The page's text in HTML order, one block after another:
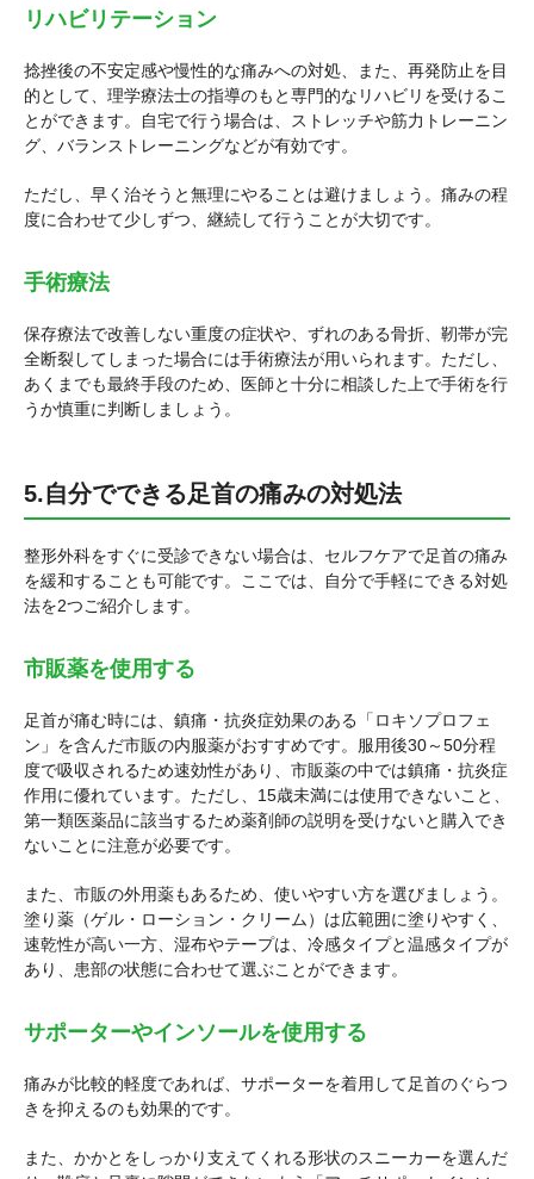
リハビリテーション
捻挫後の不安定感や慢性的な痛みへの対処、また、再発防止を目
的として、理学療法士の指導のもと専門的なリハビリを受けるこ
とができます。自宅で行う場合は、ストレッチや筋力トレーニン
グ、バランストレーニングなどが有効です。
ただし、早く治そうと無理にやることは避けましょう。痛みの程
度に合わせて少しずつ、継続して行うことが大切です。
手術療法
保存療法で改善しない重度の症状や、ずれのある骨折、靭帯が完
全断裂してしまった場合には手術療法が用いられます。ただし、
あくまでも最終手段のため、医師と十分に相談した上で手術を行
うか慎重に判断しましょう。
5.自分でできる足首の痛みの対処法
整形外科をすぐに受診できない場合は、セルフケアで足首の痛み
を緩和することも可能です。ここでは、自分で手軽にできる対処
法を2つご紹介します。
市販薬を使用する
足首が痛む時には、鎮痛・抗炎症効果のある「ロキソプロフェ
ン」を含んだ市販の内服薬がおすすめです。服用後30～50分程
度で吸収されるため速効性があり、市販薬の中では鎮痛・抗炎症
作用に優れています。ただし、15歳未満には使用できないこと、
第一類医薬品に該当するため薬剤師の説明を受けないと購入でき
ないことに注意が必要です。
また、市販の外用薬もあるため、使いやすい方を選びましょう。
塗り薬（ゲル・ローション・クリーム）は広範囲に塗りやすく、
速乾性が高い一方、湿布やテープは、冷感タイプと温感タイプが
あり、患部の状態に合わせて選ぶことができます。
サポーターやインソールを使用する
痛みが比較的軽度であれば、サポーターを着用して足首のぐらつ
きを抑えるのも効果的です。
また、かかとをしっかり支えてくれる形状のスニーカーを選んだ